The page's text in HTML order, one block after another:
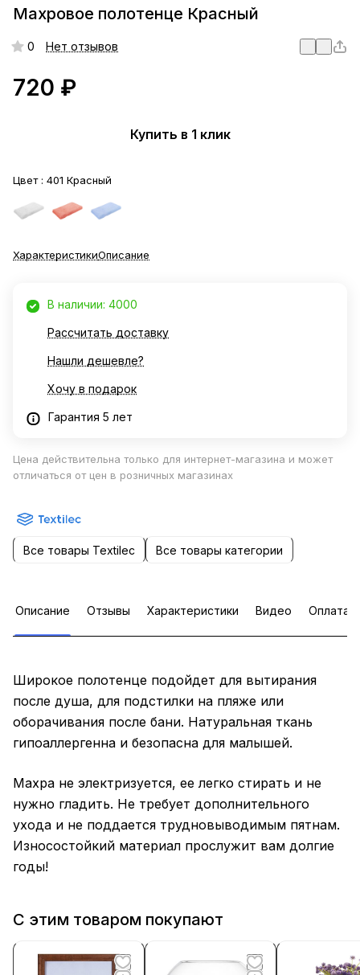
Махровое полотенце Красный
0 Нет отзывов
720 ₽
Купить в 1 клик
Цвет : 401 Красный
ХарактеристикиОписание
В наличии: 4000
Рассчитать доставку
Нашли дешевле?
Хочу в подарок
Гарантия 5 лет
Цена действительна только для интернет-магазина и может
отличаться от цен в розничных магазинах
Все товары Textileс Все товары категории
Описание Отзывы Характеристики Видео Оплата
Широкое полотенце подойдет для вытирания
после душа, для подстилки на пляже или
оборачивания после бани. Натуральная ткань
гипоаллергенна и безопасна для малышей.
Махра не электризуется, ее легко стирать и не
нужно гладить. Не требует дополнительного
ухода и не поддается трудновыводимым пятнам.
Износостойкий материал прослужит вам долгие
годы!
С этим товаром покупают